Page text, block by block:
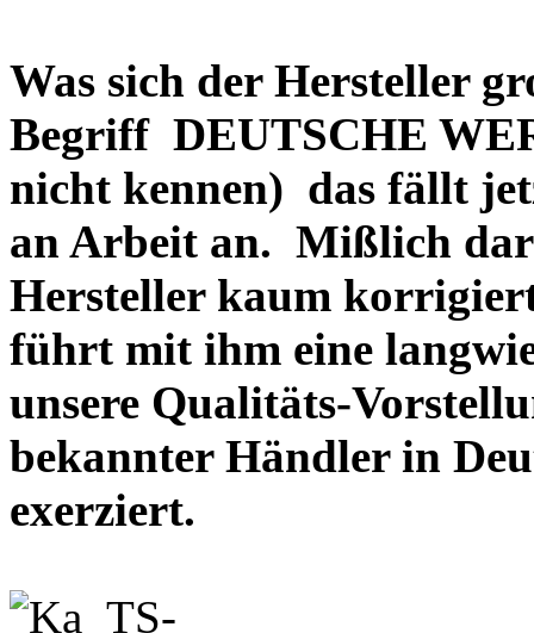
Was sich der Hersteller
Begriff DEUTSCHE
nicht kennen) das fällt
an Arbeit an. Mißlich
Hersteller kaum
führt mit ihm eine
unsere Qualitäts-
bekannter Händler in
exerziert.